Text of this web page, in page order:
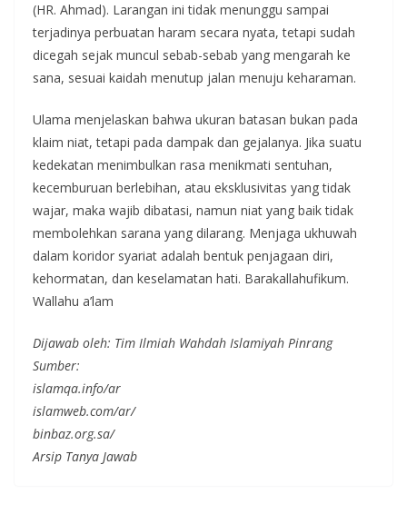
(HR. Ahmad). Larangan ini tidak menunggu sampai
terjadinya perbuatan haram secara nyata, tetapi sudah
dicegah sejak muncul sebab-sebab yang mengarah ke
sana, sesuai kaidah menutup jalan menuju keharaman.
Ulama menjelaskan bahwa ukuran batasan bukan pada
klaim niat, tetapi pada dampak dan gejalanya. Jika suatu
kedekatan menimbulkan rasa menikmati sentuhan,
kecemburuan berlebihan, atau eksklusivitas yang tidak
wajar, maka wajib dibatasi, namun niat yang baik tidak
membolehkan sarana yang dilarang. Menjaga ukhuwah
dalam koridor syariat adalah bentuk penjagaan diri,
kehormatan, dan keselamatan hati. Barakallahufikum.
Wallahu a’lam
Dijawab oleh: Tim Ilmiah Wahdah Islamiyah Pinrang
Sumber:
islamqa.info/ar
islamweb.com/ar/
binbaz.org.sa/
Arsip Tanya Jawab